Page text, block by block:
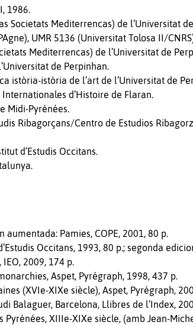
1986.
Societats Mediterrencas) de l’Universitat
UMR 5136 (Universitat Tolosa II/
Mediterrencas) de l’Universitat de
de Perpinhan.
istòria-istòria de l’art de l’Universitat de
d’Histoire de Flaran.
Midi-Pyrénées.
Ribagorçans/Centro de Estudios
d’Estudis Occitans.
aumentada: Pamies, COPE, 2001, 80 p.
Occitans, 1993, 80 p.; segonda
2009, 174 p.
Aspet, Pyrégraph, 1998, 437 p.
(XVIe-XIXe siècle), Aspet, Pyrégraph,
Barcelona, Llibres de l’Index,
XIIIe-XIXe siècle, (amb Jean-